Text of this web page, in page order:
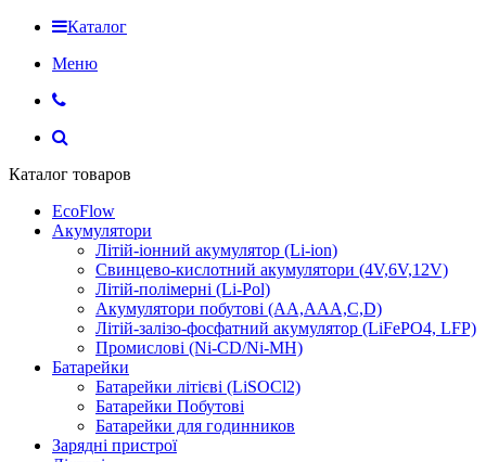
Каталог
Меню
Каталог товаров
EcoFlow
Акумулятори
Літій-іонний акумулятор (Li-ion)
Свинцево-кислотний акумулятори (4V,6V,12V)
Літій-полімерні (Li-Pol)
Акумулятори побутові (AA,AAA,C,D)
Літій-залізо-фосфатний акумулятор (LiFePO4, LFP)
Промислові (Ni-CD/Ni-MH)
Батарейки
Батарейки літієві (LiSOCl2)
Батарейки Побутові
Батарейки для годинников
Зарядні пристрої